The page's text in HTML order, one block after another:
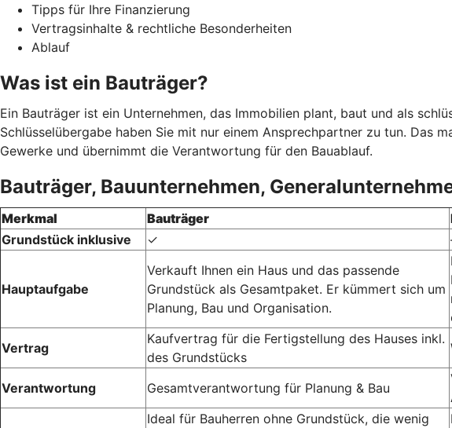
Tipps für Ihre Finanzierung
Vertragsinhalte & rechtliche Besonderheiten
Ablauf
Was ist ein Bauträger?
Ein Bauträger ist ein Unternehmen, das Immobilien plant, baut und als
Schlüsselübergabe haben Sie mit nur einem Ansprechpartner zu tun.
Gewerke und übernimmt die Verantwortung für den Bauablauf.
Bauträger, Bauunternehmen,
Merkmal Bauträger
Grundstück inklusive
✓
Hauptaufgabe
Verkauft Ihnen ein Haus und das passende
Grundstück als Gesamtpaket. Er kümmert sich um
Planung, Bau und Organisation.
Vertrag
Kaufvertrag für die Fertigstellung des Hauses inkl.
des Grundstücks
Verantwortung
Gesamtverantwortung für Planung & Bau
Ideal für Bauherren ohne Grundstück, die wenig